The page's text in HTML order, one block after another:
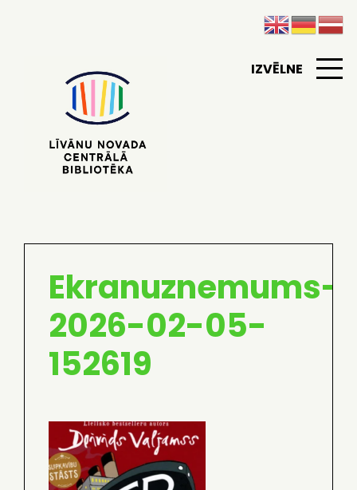
IZVĒLNE
Ekranuznemums-
2026-02-05-
152619